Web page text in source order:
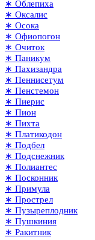
∗ Облепиха
∗ Оксалис
∗ Осока
∗ Офиопогон
∗ Очиток
∗ Паникум
∗ Пахизандра
∗ Пеннисетум
∗ Пенстемон
∗ Пиерис
∗ Пион
∗ Пихта
∗ Платикодон
∗ Подбел
∗ Подснежник
∗ Полиантес
∗ Посконник
∗ Примула
∗ Прострел
∗ Пузыреплодник
∗ Пушкиния
∗ Ракитник